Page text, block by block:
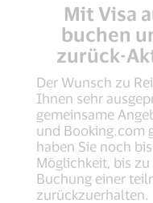
Mit Visa
buchen
zurück-
Der Wunsch zu
Ihnen sehr
gemeinsame
und Booking.com
haben Sie noch
Möglichkeit, bis
Buchung einer
zurückzuerhalten.